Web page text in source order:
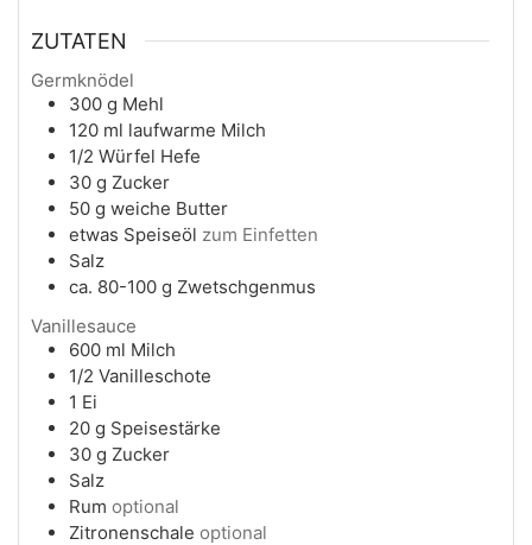
ZUTATEN
Germknödel
300 g Mehl
120 ml laufwarme Milch
1/2 Würfel Hefe
30 g Zucker
50 g weiche Butter
etwas Speiseöl zum Einfetten
Salz
ca. 80-100 g Zwetschgenmus
Vanillesauce
600 ml Milch
1/2 Vanilleschote
1 Ei
20 g Speisestärke
30 g Zucker
Salz
Rum optional
Zitronenschale optional